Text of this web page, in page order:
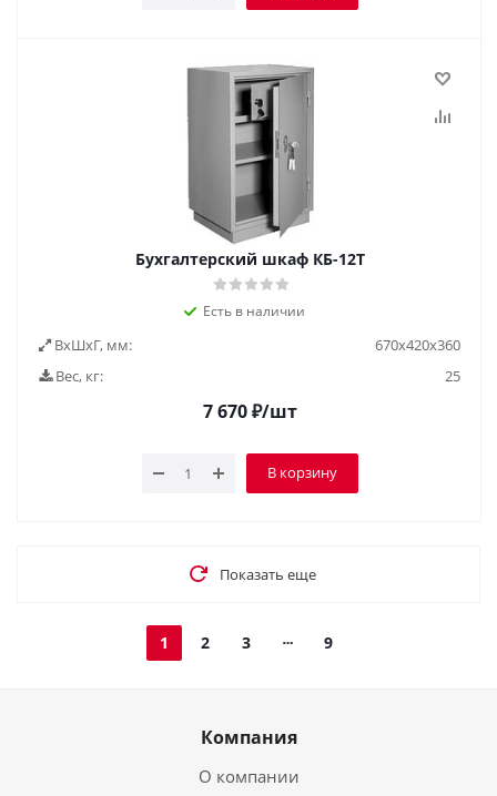
Бухгалтерский шкаф КБ-12Т
Есть в наличии
ВxШxГ, мм:
670х420х360
Вес, кг:
25
7 670₽/шт
В корзину
Показать еще
1 2 3 9
Компания
О компании